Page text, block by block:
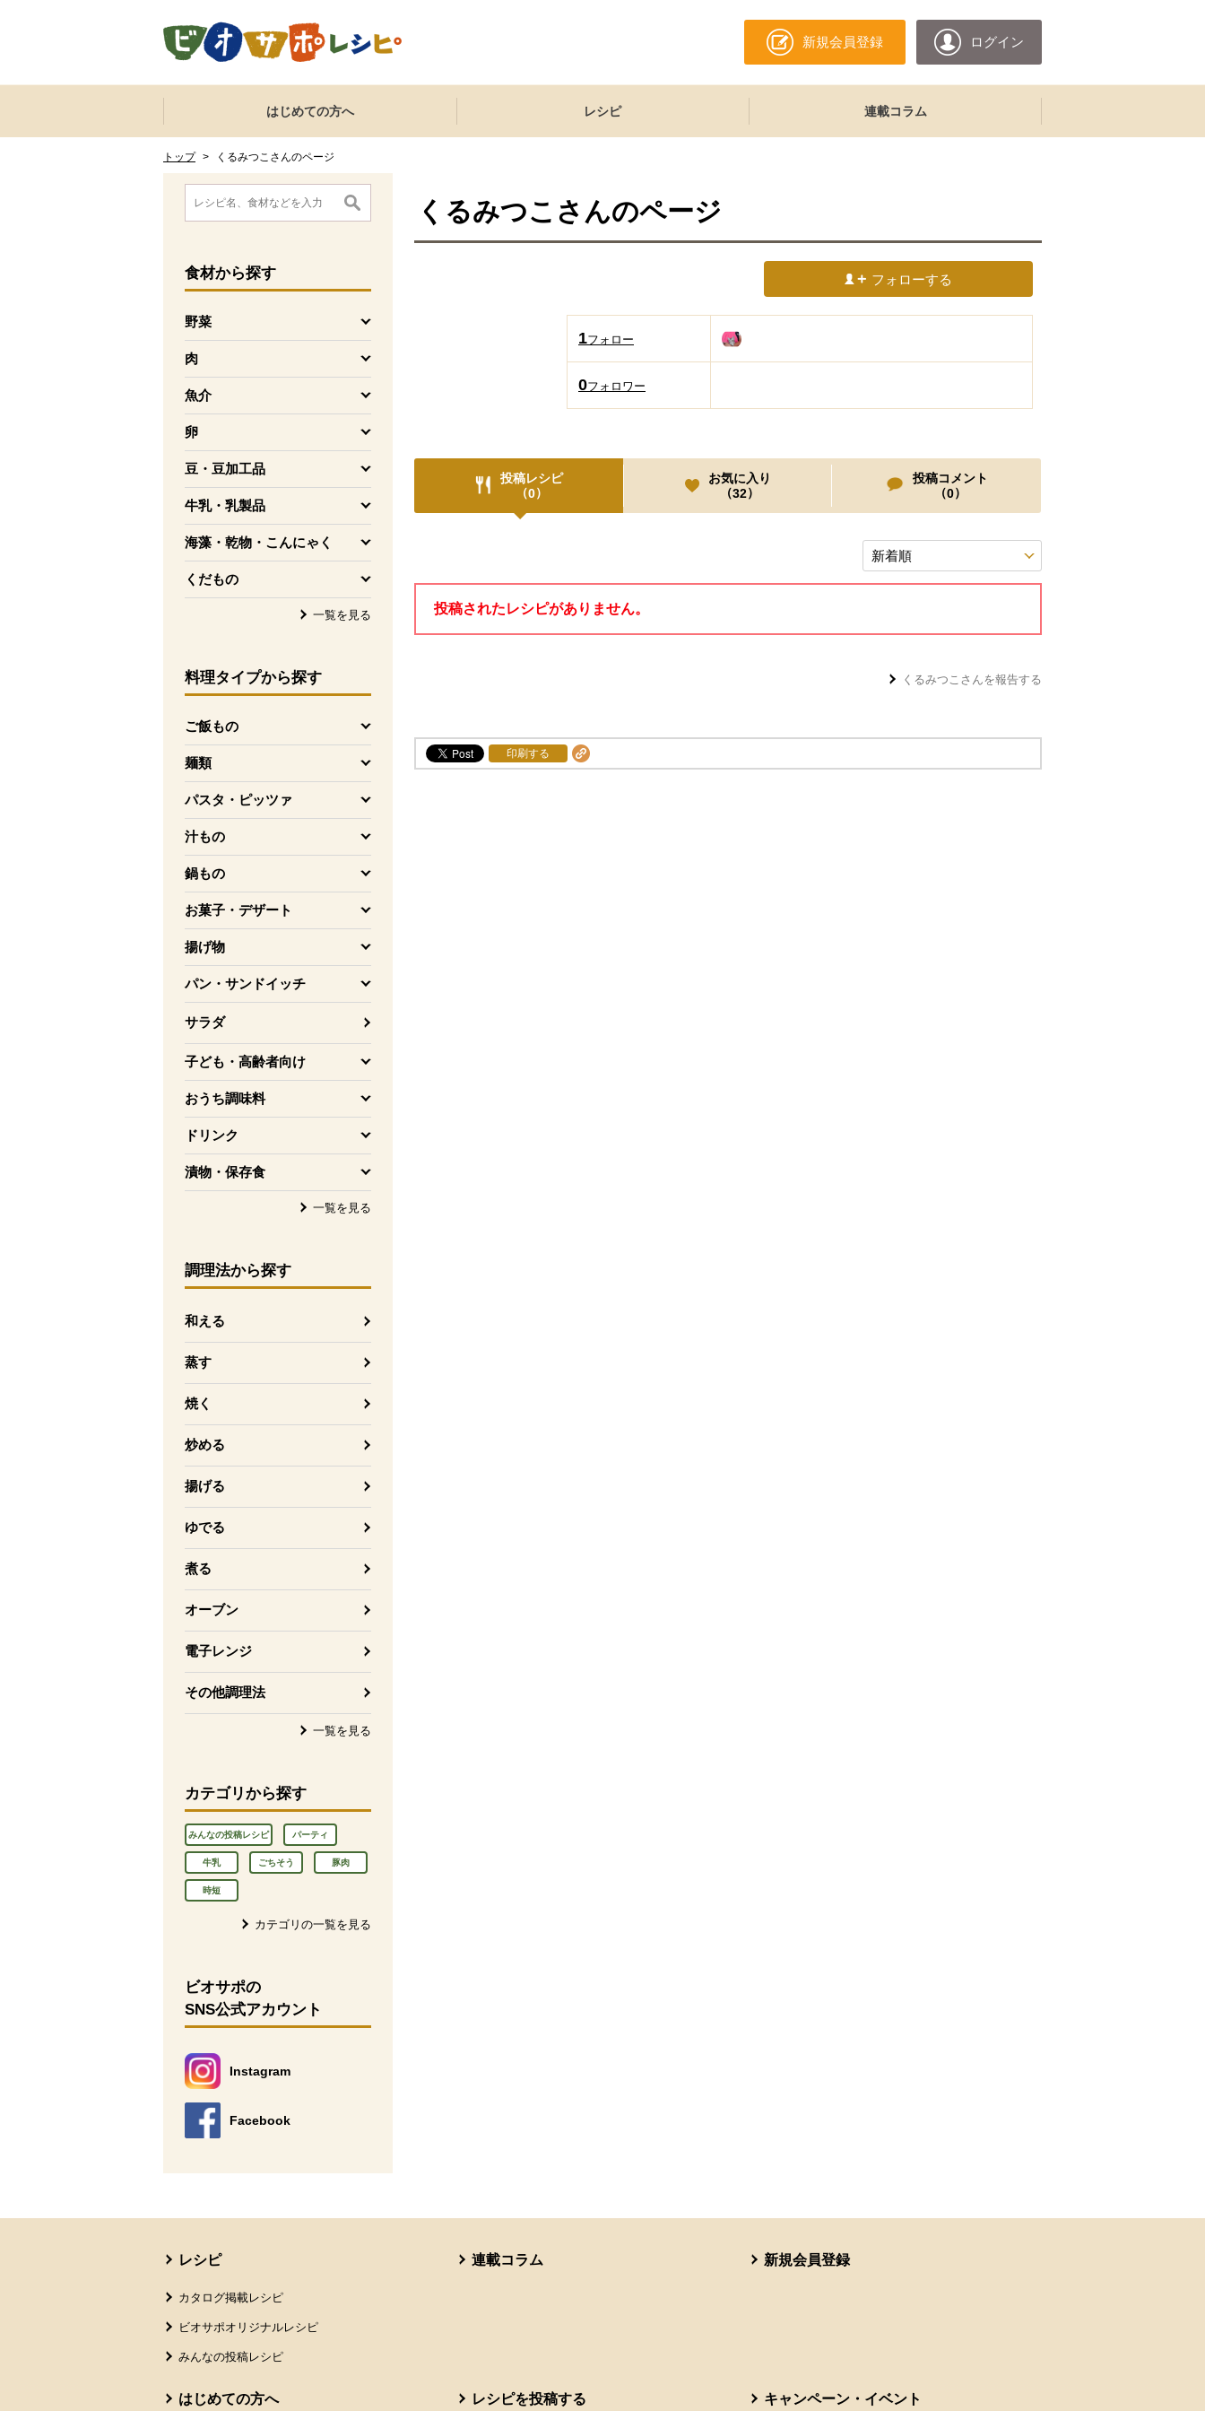
新規会員登録 ログイン
ここからサイト内共通メニューです。
サイト内共通メニューをスキップする
はじめての方へ レシピ 連載コラム
トップ > くるみつこさんのページ
ここから消費材検索メニューです。
食材から探す
野菜
を開く
肉
を開く
魚介
を開く
卵
を開く
豆・豆加工品
を開く
牛乳・乳製品
を開く
海藻・乾物・こんにゃく
を開く
くだもの
を開く
一覧を見る
料理タイプから探す
ご飯もの
を開く
麺類
を開く
パスタ・ピッツァ
を開く
汁もの
を開く
鍋もの
を開く
お菓子・デザート
を開く
揚げ物
を開く
パン・サンドイッチ
を開く
サラダ
子ども・高齢者向け
を開く
おうち調味料
を開く
ドリンク
を開く
漬物・保存食
を開く
一覧を見る
調理法から探す
和える
蒸す
焼く
炒める
揚げる
ゆでる
煮る
オーブン
電子レンジ
その他調理法
一覧を見る
カテゴリから探す
みんなの投稿レシピ パーティ
牛乳 ごちそう 豚肉
時短
カテゴリの一覧を見る
消費材検索メニューここまで。
ここから本文です。
ビオサポの
SNS公式アカウント
Instagram
別のウィンドウで開きます。
Facebook
別のウィンドウで開きます。
くるみつこ さんのページ
フォローする
1フォロー
0フォロワー
投稿レシピ
（0）
お気に入り
（32）
投稿コメント
（0）
投稿されたレシピがありません。
くるみつこ さんを報告する
印刷する
レシピ
カタログ掲載レシピ
ビオサポオリジナルレシピ
みんなの投稿レシピ
連載コラム 新規会員登録
はじめての方へ レシピを投稿する キャンペーン・イベント